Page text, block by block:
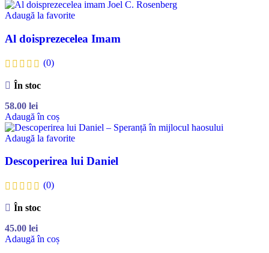
Adaugă la favorite
Al doisprezecelea Imam
(0)
În stoc
58.00 lei
Adaugă în coș
Adaugă la favorite
Descoperirea lui Daniel
(0)
În stoc
45.00 lei
Adaugă în coș